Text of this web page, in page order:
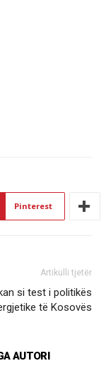
Pinterest
Artikulli tjetër
si test i politikës
të Kosovës
AUTORI